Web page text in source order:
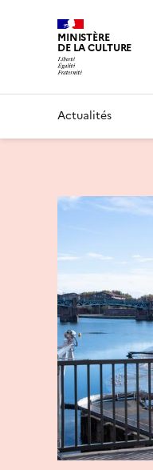
MINISTÈRE
DE LA CULTURE
Actualités